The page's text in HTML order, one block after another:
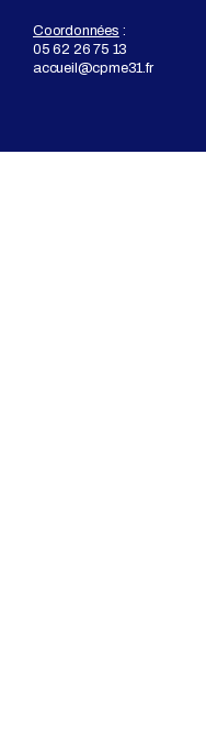
Coordonnées :
05 62 26 75 13
accueil@cpme31.fr